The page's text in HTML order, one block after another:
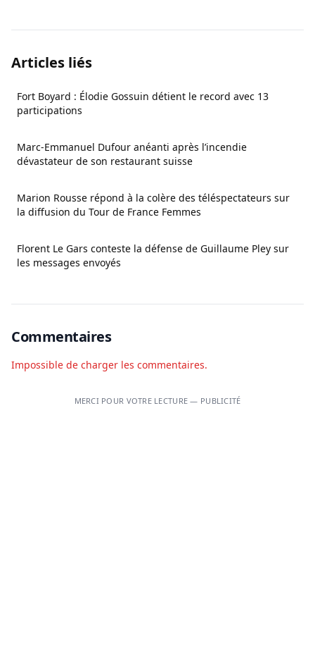
Articles liés
Fort Boyard : Élodie Gossuin détient le record avec 13
participations
Marc-Emmanuel Dufour anéanti après l’incendie
dévastateur de son restaurant suisse
Marion Rousse répond à la colère des téléspectateurs sur
la diffusion du Tour de France Femmes
Florent Le Gars conteste la défense de Guillaume Pley sur
les messages envoyés
Commentaires
Impossible de charger les commentaires.
MERCI POUR VOTRE LECTURE — PUBLICITÉ